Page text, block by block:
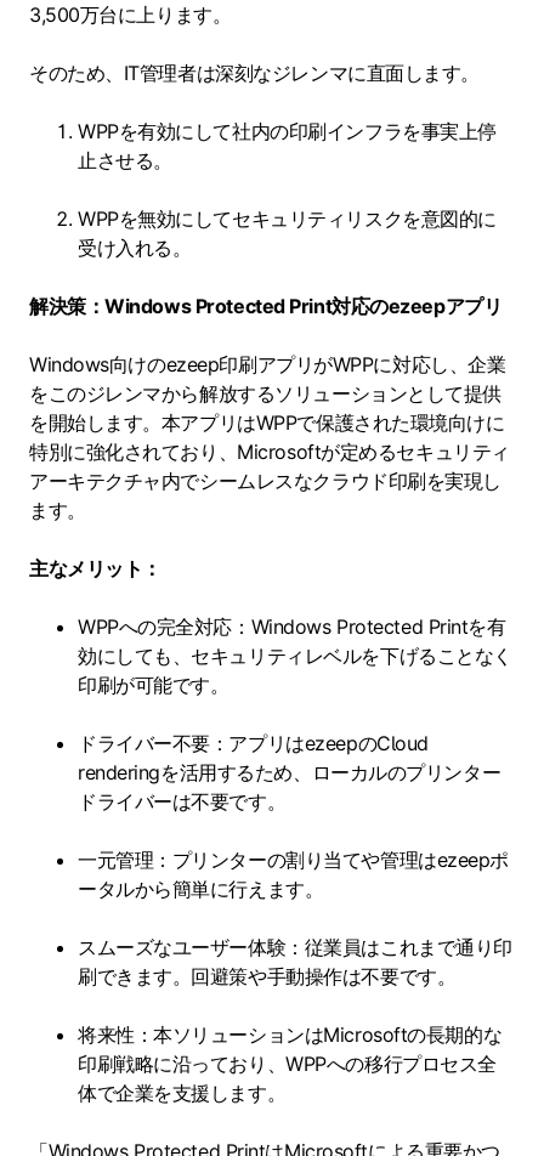
3,500万台に上ります。
そのため、IT管理者は深刻なジレンマに直面します。
WPPを有効にして社内の印刷インフラを事実上停
止させる。
WPPを無効にしてセキュリティリスクを意図的に
受け入れる。
解決策：Windows Protected Print対応のezeepアプリ
Windows向けのezeep印刷アプリがWPPに対応し、企業
をこのジレンマから解放するソリューションとして提供
を開始します。本アプリはWPPで保護された環境向けに
特別に強化されており、Microsoftが定めるセキュリティ
アーキテクチャ内でシームレスなクラウド印刷を実現し
ます。
主なメリット：
WPPへの完全対応：Windows Protected Printを有
効にしても、セキュリティレベルを下げることなく
印刷が可能です。
ドライバー不要：アプリはezeepのCloud
renderingを活用するため、ローカルのプリンター
ドライバーは不要です。
一元管理：プリンターの割り当てや管理はezeepポ
ータルから簡単に行えます。
スムーズなユーザー体験：従業員はこれまで通り印
刷できます。回避策や手動操作は不要です。
将来性：本ソリューションはMicrosoftの長期的な
印刷戦略に沿っており、WPPへの移行プロセス全
体で企業を支援します。